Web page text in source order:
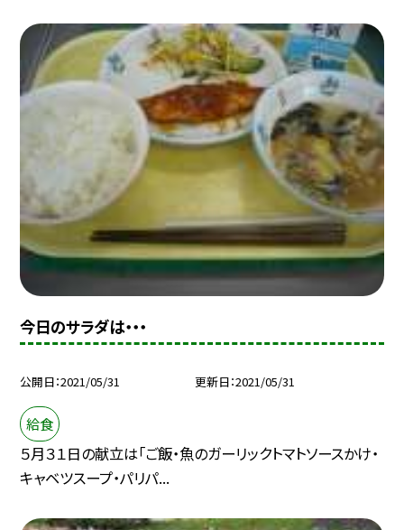
今日のサラダは・・・
公開日 2021/05/31 更新日 2021/05/31
給食
５月３１日の献立は「ご飯・魚のガーリックトマトソースかけ・
キャベツスープ・パリパ...